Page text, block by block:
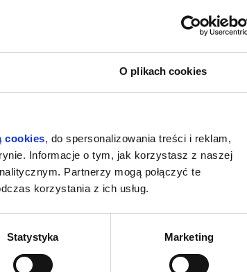
O plikach cookies
cookies, do spersonalizowania treści i reklam,
Informacje o tym, jak korzystasz z naszej
Partnerzy mogą połączyć te
korzystania z ich usług.
Statystyka Marketing
kup bilet
09.08.2026, Dąbrowa Tarnowska